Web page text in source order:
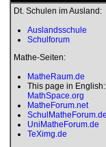
Dt. Schulen im Ausland:
Auslandsschule
Schulforum
Mathe-Seiten:
MatheRaum.de
This page in English:
MathSpace.org
MatheForum.net
SchulMatheForum.de
UniMatheForum.de
TeXimg.de